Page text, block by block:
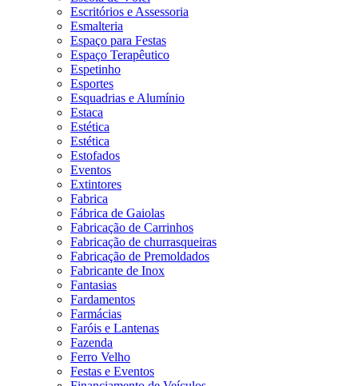
Escritórios e Assessoria
Esmalteria
Espaço para Festas
Espaço Terapêutico
Espetinho
Esportes
Esquadrias e Alumínio
Estaca
Estética
Estética
Estofados
Eventos
Extintores
Fabrica
Fábrica de Gaiolas
Fabricação de Carrinhos
Fabricação de churrasqueiras
Fabricação de Premoldados
Fabricante de Inox
Fantasias
Fardamentos
Farmácias
Faróis e Lantenas
Fazenda
Ferro Velho
Festas e Eventos